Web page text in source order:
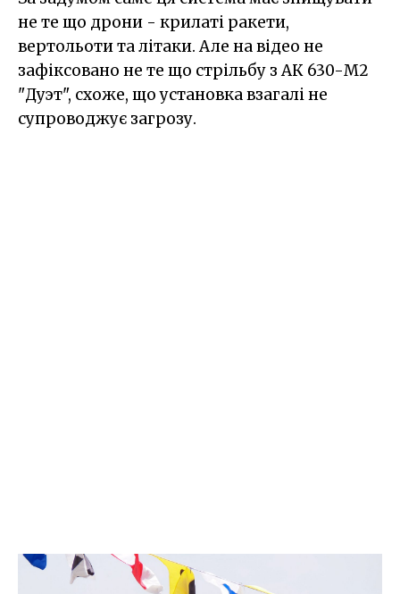
не те що дрони - крилаті ракети,
вертольоти та літаки. Але на відео не
зафіксовано не те що стрільбу з АК 630-М2
"Дуэт", схоже, що установка взагалі не
супроводжує загрозу.